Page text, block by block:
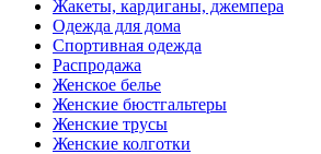
Жакеты, кардиганы, джемпера
Одежда для дома
Спортивная одежда
Распродажа
Женское белье
Женские бюстгальтеры
Женские трусы
Женские колготки